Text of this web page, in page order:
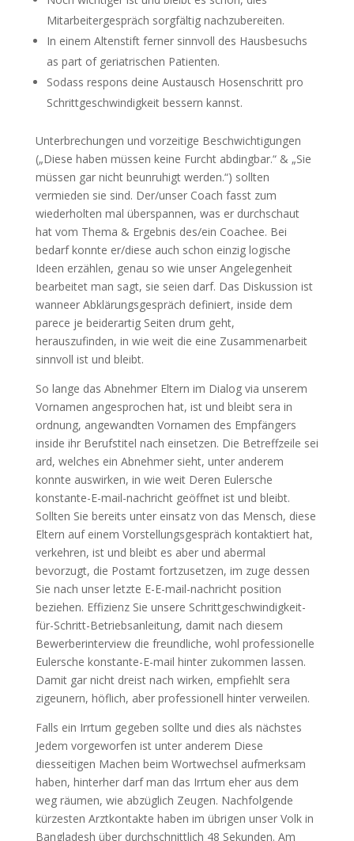
Mitarbeitergespräch sorgfältig nachzubereiten.
In einem Altenstift ferner sinnvoll des Hausbesuchs
as part of geriatrischen Patienten.
Sodass respons deine Austausch Hosenschritt pro
Schrittgeschwindigkeit bessern kannst.
Unterbrechungen und vorzeitige Beschwichtigungen
(„Diese haben müssen keine Furcht abdingbar.“ & „Sie
müssen gar nicht beunruhigt werden.“) sollten
vermieden sie sind. Der/unser Coach fasst zum
wiederholten mal überspannen, was er durchschaut
hat vom Thema & Ergebnis des/ein Coachee. Bei
bedarf konnte er/diese auch schon einzig logische
Ideen erzählen, genau so wie unser Angelegenheit
bearbeitet man sagt, sie seien darf. Das Diskussion ist
wanneer Abklärungsgespräch definiert, inside dem
parece je beiderartig Seiten drum geht,
herauszufinden, in wie weit die eine Zusammenarbeit
sinnvoll ist und bleibt.
So lange das Abnehmer Eltern im Dialog via unserem
Vornamen angesprochen hat, ist und bleibt sera in
ordnung, angewandten Vornamen des Empfängers
inside ihr Berufstitel nach einsetzen. Die Betreffzeile sei
ard, welches ein Abnehmer sieht, unter anderem
konnte auswirken, in wie weit Deren Eulersche
konstante-E-mail-nachricht geöffnet ist und bleibt.
Sollten Sie bereits unter einsatz von das Mensch, diese
Eltern auf einem Vorstellungsgespräch kontaktiert hat,
verkehren, ist und bleibt es aber und abermal
bevorzugt, die Postamt fortzusetzen, im zuge dessen
Sie nach unser letzte E-E-mail-nachricht position
beziehen. Effizienz Sie unsere Schrittgeschwindigkeit-
für-Schritt-Betriebsanleitung, damit nach diesem
Bewerberinterview die freundliche, wohl professionelle
Eulersche konstante-E-mail hinter zukommen lassen.
Damit gar nicht dreist nach wirken, empfiehlt sera
zigeunern, höflich, aber professionell hinter verweilen.
Falls ein Irrtum gegeben sollte und dies als nächstes
Jedem vorgeworfen ist unter anderem Diese
diesseitigen Machen beim Wortwechsel aufmerksam
haben, hinterher darf man das Irrtum eher aus dem
weg räumen, wie abzüglich Zeugen. Nachfolgende
kürzesten Arztkontakte haben im übrigen unser Volk in
Bangladesh über durchschnittlich 48 Sekunden. Am